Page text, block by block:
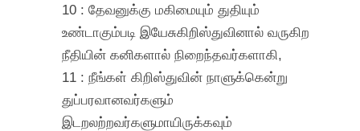
10 : தேவனுக்கு மகிமையும் துதியும்
உண்டாகும்படி இயேசுகிறிஸ்துவினால் வருகிற
நீதியின் கனிகளால் நிறைந்தவர்களாகி,
11 : நீங்கள் கிறிஸ்துவின் நாளுக்கென்று
துப்பரவானவர்களும்
இடறலற்றவர்களுமாயிருக்கவும்